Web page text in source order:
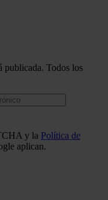
publicada. Todos los
y la Política de
aplican.